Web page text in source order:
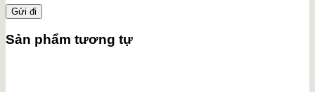
Sản phẩm tương tự